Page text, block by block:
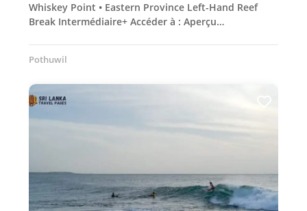
Whiskey Point • Eastern Province Left-Hand Reef
Break Intermédiaire+ Accéder à : Aperçu…
Pothuwil